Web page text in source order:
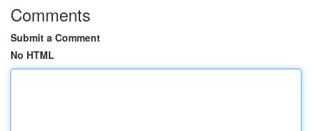
Comments
Submit a Comment
No HTML